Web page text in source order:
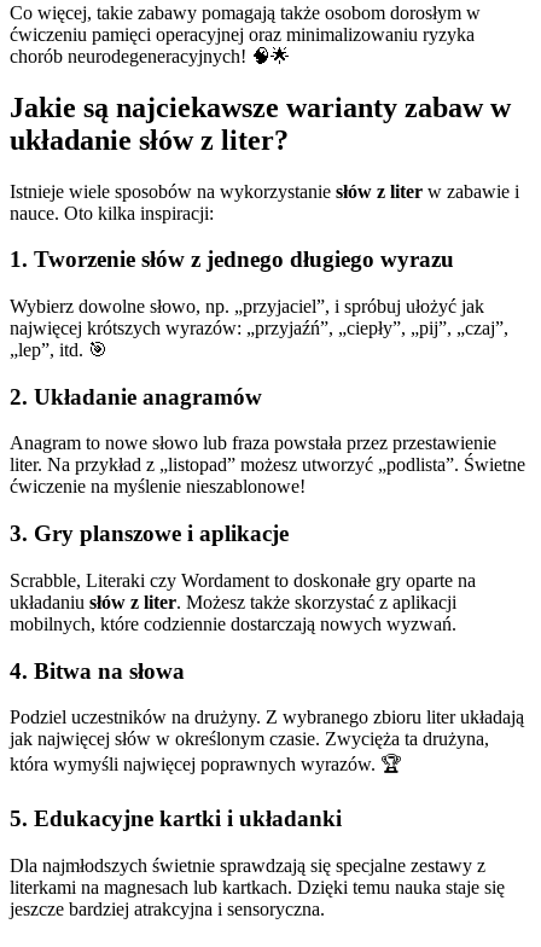
Co więcej, takie zabawy pomagają także osobom dorosłym w
ćwiczeniu pamięci operacyjnej oraz minimalizowaniu ryzyka
chorób neurodegeneracyjnych! 🧠🌟
Jakie są najciekawsze warianty zabaw w
układanie słów z liter?
Istnieje wiele sposobów na wykorzystanie słów z liter w zabawie i
nauce. Oto kilka inspiracji:
1. Tworzenie słów z jednego długiego wyrazu
Wybierz dowolne słowo, np. „przyjaciel”, i spróbuj ułożyć jak
najwięcej krótszych wyrazów: „przyjaźń”, „ciepły”, „pij”, „czaj”,
„lep”, itd. 🎯
2. Układanie anagramów
Anagram to nowe słowo lub fraza powstała przez przestawienie
liter. Na przykład z „listopad” możesz utworzyć „podlista”. Świetne
ćwiczenie na myślenie nieszablonowe!
3. Gry planszowe i aplikacje
Scrabble, Literaki czy Wordament to doskonałe gry oparte na
układaniu słów z liter. Możesz także skorzystać z aplikacji
mobilnych, które codziennie dostarczają nowych wyzwań.
4. Bitwa na słowa
Podziel uczestników na drużyny. Z wybranego zbioru liter układają
jak najwięcej słów w określonym czasie. Zwycięża ta drużyna,
która wymyśli najwięcej poprawnych wyrazów. 🏆
5. Edukacyjne kartki i układanki
Dla najmłodszych świetnie sprawdzają się specjalne zestawy z
literkami na magnesach lub kartkach. Dzięki temu nauka staje się
jeszcze bardziej atrakcyjna i sensoryczna.